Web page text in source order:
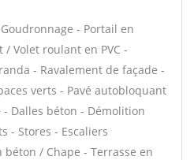
- Portail en
Volet roulant en PVC -
- Ravalement de façade -
verts - Pavé autobloquant
Dalles béton - Démolition
- Stores - Escaliers
/ Chape - Terrasse en